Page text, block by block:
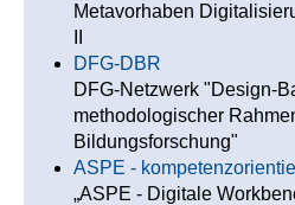
Metavorhaben
DFG-DBR
DFG-Netzwerk "Design-
methodologischer
Bildungsforschung"
ASPE -
„ASPE - Digitale